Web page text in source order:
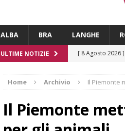
ALBA BRA LANGHE
ULTIME NOTIZIE [ 8 Agosto 2026 ]
[ 8 Agosto 2026 ]
Home Archivio Il Piemonte
Il Piemonte